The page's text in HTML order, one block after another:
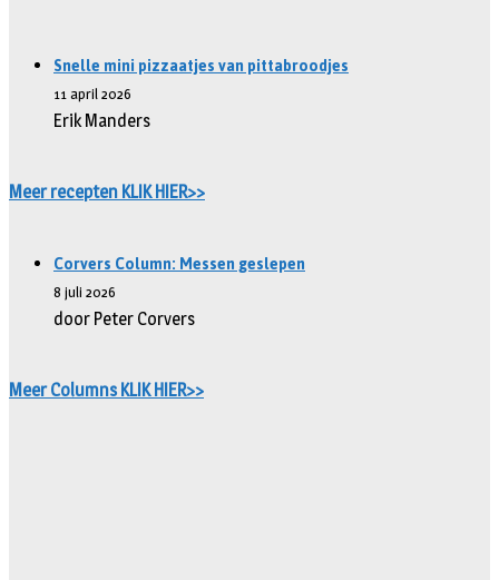
Snelle mini pizzaatjes van pittabroodjes
11 april 2026
Erik Manders
Meer recepten KLIK HIER>>
Corvers Column: Messen geslepen
8 juli 2026
door Peter Corvers
Meer Columns KLIK HIER>>